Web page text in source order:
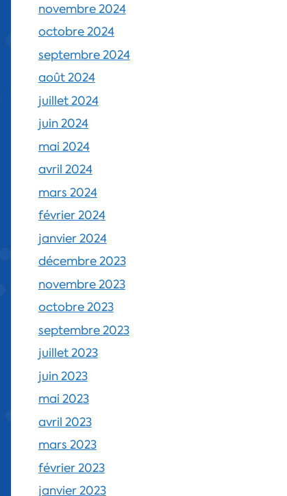
novembre 2024
octobre 2024
septembre 2024
août 2024
juillet 2024
juin 2024
mai 2024
avril 2024
mars 2024
février 2024
janvier 2024
décembre 2023
novembre 2023
octobre 2023
septembre 2023
juillet 2023
juin 2023
mai 2023
avril 2023
mars 2023
février 2023
janvier 2023